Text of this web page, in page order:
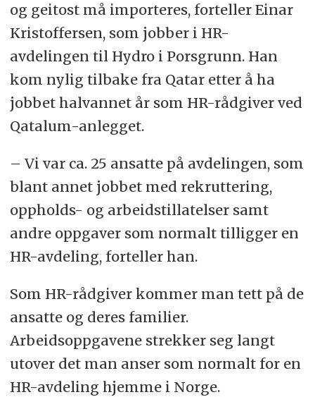
og geitost må importeres, forteller Einar
Kristoffersen, som jobber i HR-
avdelingen til Hydro i Porsgrunn. Han
kom nylig tilbake fra Qatar etter å ha
jobbet halvannet år som HR-rådgiver ved
Qatalum-anlegget.
– Vi var ca. 25 ansatte på avdelingen, som
blant annet jobbet med rekruttering,
oppholds- og arbeidstillatelser samt
andre oppgaver som normalt tilligger en
HR-avdeling, forteller han.
Som HR-rådgiver kommer man tett på de
ansatte og deres familier.
Arbeidsoppgavene strekker seg langt
utover det man anser som normalt for en
HR-avdeling hjemme i Norge.